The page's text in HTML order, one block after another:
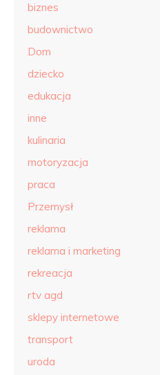
biznes
budownictwo
Dom
dziecko
edukacja
inne
kulinaria
motoryzacja
praca
Przemysł
reklama
reklama i marketing
rekreacja
rtv agd
sklepy internetowe
transport
uroda